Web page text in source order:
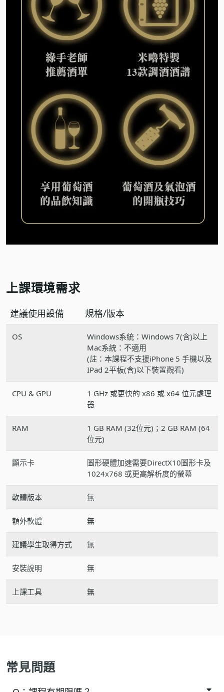
上課環境需求
建議使用設備 規格/版本
OS
Windows系統：Windows 7(含)以上
Mac系統：不適用
(註：本課程不支援iPhone 5 手機以及
IPad 2平板(含)以下裝置觀看)
CPU & GPU
1 GHz 或更快的 x86 或 x64 位元處理
器
RAM
1 GB RAM (32位元)；2 GB RAM (64
位元)
顯示卡
圖形硬體加速需要DirectX10圖形卡及
1024x768 或更高解析度的螢幕
軟體版本 無
額外軟體 無
建議學生取得方式 無
安裝說明 無
上課工具 無
常見問題